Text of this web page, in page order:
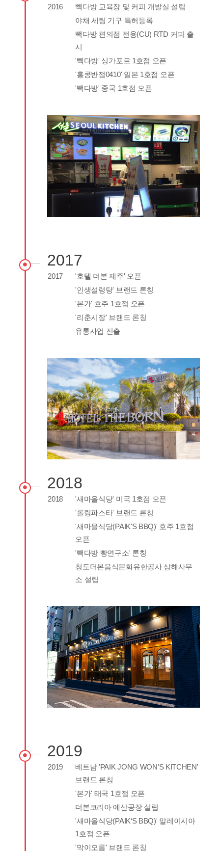
2016
빽다방 교육장 및 커피 개발실 설립
야채 세팅 기구 특허등록
빽다방 편의점 전용(CU) RTD 커피 출
시
'빽다방' 싱가포르 1호점 오픈
'홍콩반점0410' 일본 1호점 오픈
'빽다방' 중국 1호점 오픈
2017
2017
'호텔 더본 제주' 오픈
'인생설렁탕' 브랜드 론칭
'본가' 호주 1호점 오픈
'리춘시장' 브랜드 론칭
유통사업 진출
2018
2018
'새마을식당' 미국 1호점 오픈
'롤링파스타' 브랜드 론칭
'새마을식당(PAIK'S BBQ)' 호주 1호점
오픈
'빽다방 빵연구소' 론칭
청도더본음식문화유한공사 상해사무
소 설립
2019
2019
베트남 'PAIK JONG WON'S KITCHEN'
브랜드 론칭
'본가' 태국 1호점 오픈
더본코리아 예산공장 설립
'새마을식당(PAIK‘S BBQ)' 말레이시아
1호점 오픈
'막이오름' 브랜드 론칭